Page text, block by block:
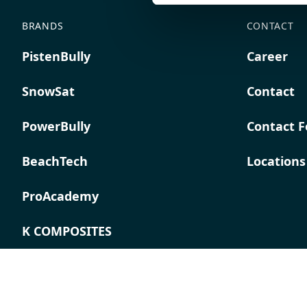
BRANDS
PistenBully
SnowSat
PowerBully
BeachTech
ProAcademy
K COMPOSITES
CONTACT
Career
Contact
Contact
Locations